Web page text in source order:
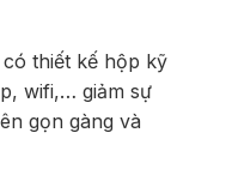
thiết kế hộp kỹ
wifi,… giảm sự
gọn gàng và